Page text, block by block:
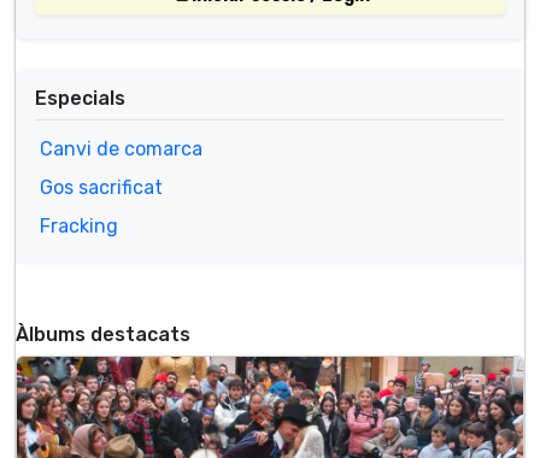
Especials
Canvi de comarca
Gos sacrificat
Fracking
Àlbums destacats